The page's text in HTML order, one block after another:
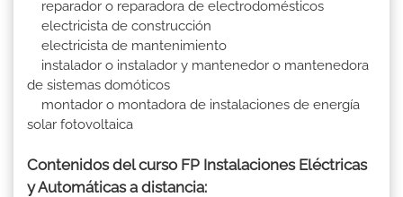
reparador o reparadora de electrodomésticos
electricista de construcción
electricista de mantenimiento
instalador o instalador y mantenedor o mantenedora
de sistemas domóticos
montador o montadora de instalaciones de energía
solar fotovoltaica
Contenidos del curso FP Instalaciones Eléctricas
y Automáticas a distancia: